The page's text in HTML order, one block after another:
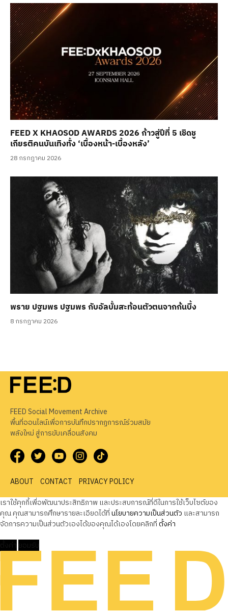
FEED X KHAOSOD AWARDS 2026 ก้าวสู่ปีที่ 5 เชิดชู
เกียรติคนบันเทิงทั้ง ‘เบื้องหน้า-เบื้องหลัง’
28 กรกฎาคม 2026
พราย ปฐมพร ปฐมพร กับอัลบั้มสะท้อนตัวตนจากก้นบึ้ง
8 กรกฎาคม 2026
FEED Social Movement Archive
พื้นที่ออนไลน์เพื่อการบันทึกปรากฏการณ์ร่วมสมัย
พลังใหม่ สู่การขับเคลื่อนสังคม
ABOUT CONTACT
PRIVACY POLICY
เราใช้คุกกี้เพื่อพัฒนาประสิทธิภาพ และประสบการณ์ที่ดีในการใช้เว็บไซต์ของ
คุณ คุณสามารถศึกษารายละเอียดได้ที่นโยบายความเป็นส่วนตัว และสามารถ
จัดการความเป็นส่วนตัวเองได้ของคุณได้เองโดยคลิกที่ตั้งค่า